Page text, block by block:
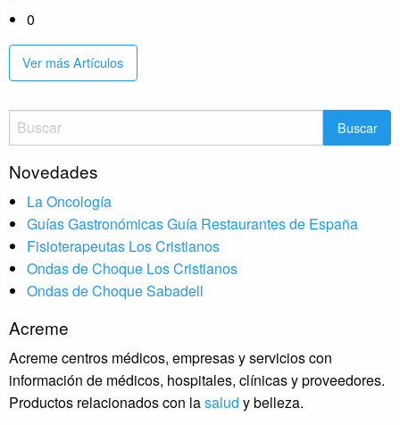
0
Ver más Artículos
Buscar
por
Novedades
La Oncología
Guías Gastronómicas Guía Restaurantes de España
Fisioterapeutas Los Cristianos
Ondas de Choque Los Cristianos
Ondas de Choque Sabadell
Acreme
Acreme centros médicos, empresas y servicios con
información de médicos, hospitales, clínicas y proveedores.
Productos relacionados con lasalud y belleza.